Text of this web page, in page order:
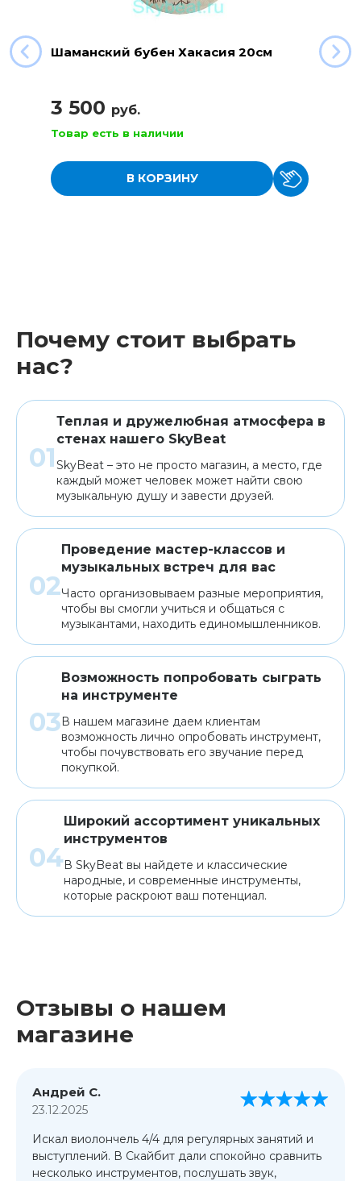
Шаманский бубен Хакасия 20см
3 500 руб.
Товар есть в наличии
В КОРЗИНУ
Почему стоит выбрать
нас?
Теплая и дружелюбная атмосфера в
стенах нашего SkyBeat
SkyBeat – это не просто магазин, а место, где
каждый может человек может найти свою
музыкальную душу и завести друзей.
Проведение мастер-классов и
музыкальных встреч для вас
Часто организовываем разные мероприятия,
чтобы вы смогли учиться и общаться с
музыкантами, находить единомышленников.
Возможность попробовать сыграть
на инструменте
В нашем магазине даем клиентам
возможность лично опробовать инструмент,
чтобы почувствовать его звучание перед
покупкой.
Широкий ассортимент уникальных
инструментов
В SkyBeat вы найдете и классические
народные, и современные инструменты,
которые раскроют ваш потенциал.
Отзывы о нашем
магазине
Андрей С.
23.12.2025
Искал виолончель 4/4 для регулярных занятий и
выступлений. В Скайбит дали спокойно сравнить
несколько инструментов, послушать звук,